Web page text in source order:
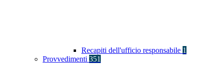
Recapiti dell'ufficio responsabile 1
Provvedimenti 351